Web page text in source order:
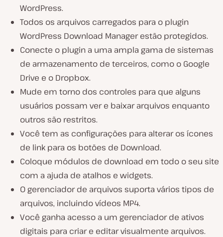
WordPress.
Todos os arquivos carregados para o plugin
WordPress Download Manager estão protegidos.
Conecte o plugin a uma ampla gama de sistemas
de armazenamento de terceiros, como o Google
Drive e o Dropbox.
Mude em torno dos controles para que alguns
usuários possam ver e baixar arquivos enquanto
outros são restritos.
Você tem as configurações para alterar os ícones
de link para os botões de Download.
Coloque módulos de download em todo o seu site
com a ajuda de atalhos e widgets.
O gerenciador de arquivos suporta vários tipos de
arquivos, incluindo vídeos MP4.
Você ganha acesso a um gerenciador de ativos
digitais para criar e editar visualmente arquivos.